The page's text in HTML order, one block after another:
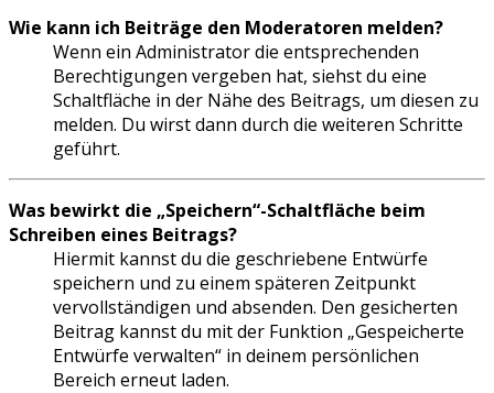
Wie kann ich Beiträge den Moderatoren melden?
Wenn ein Administrator die entsprechenden
Berechtigungen vergeben hat, siehst du eine
Schaltfläche in der Nähe des Beitrags, um diesen zu
melden. Du wirst dann durch die weiteren Schritte
geführt.
Was bewirkt die „Speichern“-Schaltfläche beim
Schreiben eines Beitrags?
Hiermit kannst du die geschriebene Entwürfe
speichern und zu einem späteren Zeitpunkt
vervollständigen und absenden. Den gesicherten
Beitrag kannst du mit der Funktion „Gespeicherte
Entwürfe verwalten“ in deinem persönlichen
Bereich erneut laden.